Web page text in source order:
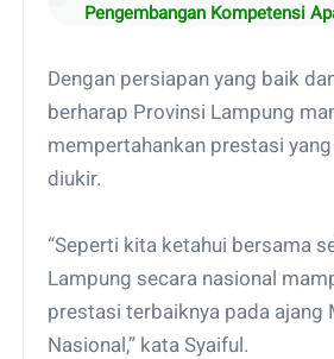
Pengembangan Kompetensi
Dengan persiapan yang baik
berharap Provinsi Lampung
mempertahankan prestasi
diukir.
“Seperti kita ketahui bersama
Lampung secara nasional
prestasi terbaiknya pada ajang
Nasional,” kata Syaiful.